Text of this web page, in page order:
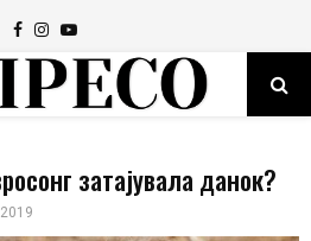
Facebook
Instagram
Youtube
затајувала данок?